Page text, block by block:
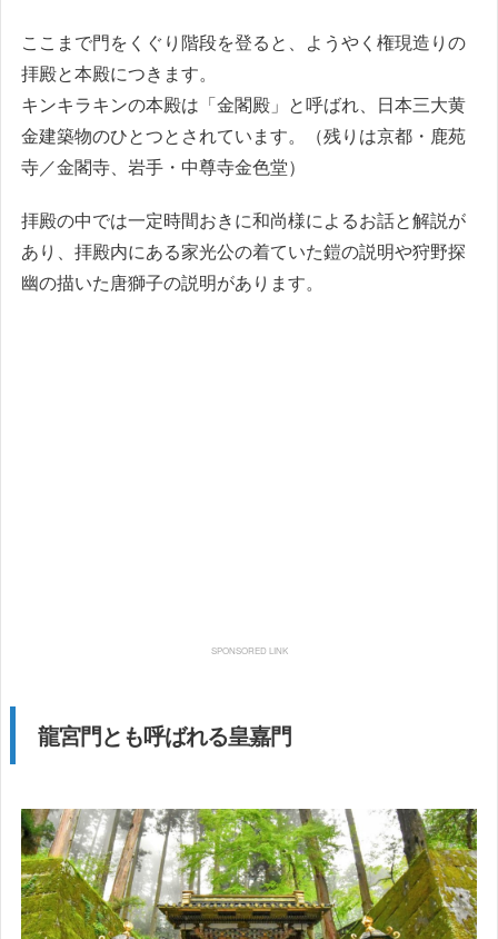
ここまで門をくぐり階段を登ると、ようやく権現造りの
拝殿と本殿につきます。
キンキラキンの本殿は「金閣殿」と呼ばれ、日本三大黄
金建築物のひとつとされています。（残りは京都・鹿苑
寺／金閣寺、岩手・中尊寺金色堂）
拝殿の中では一定時間おきに和尚様によるお話と解説が
あり、拝殿内にある家光公の着ていた鎧の説明や狩野探
幽の描いた唐獅子の説明があります。
龍宮門とも呼ばれる皇嘉門